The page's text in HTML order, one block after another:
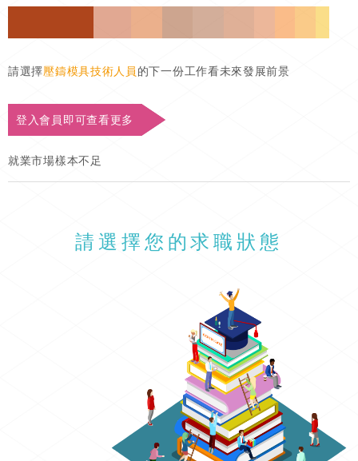
請選擇壓鑄模具技術人員 的下一份工作看未來發展前景
登入會員即可查看更多
就業市場樣本不足
請選擇您的求職狀態